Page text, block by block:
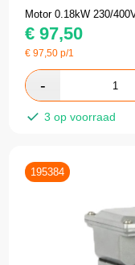
Motor 0.18kW 230/
€ 97,50
€97,50 p/1
3 op voorraad
195384